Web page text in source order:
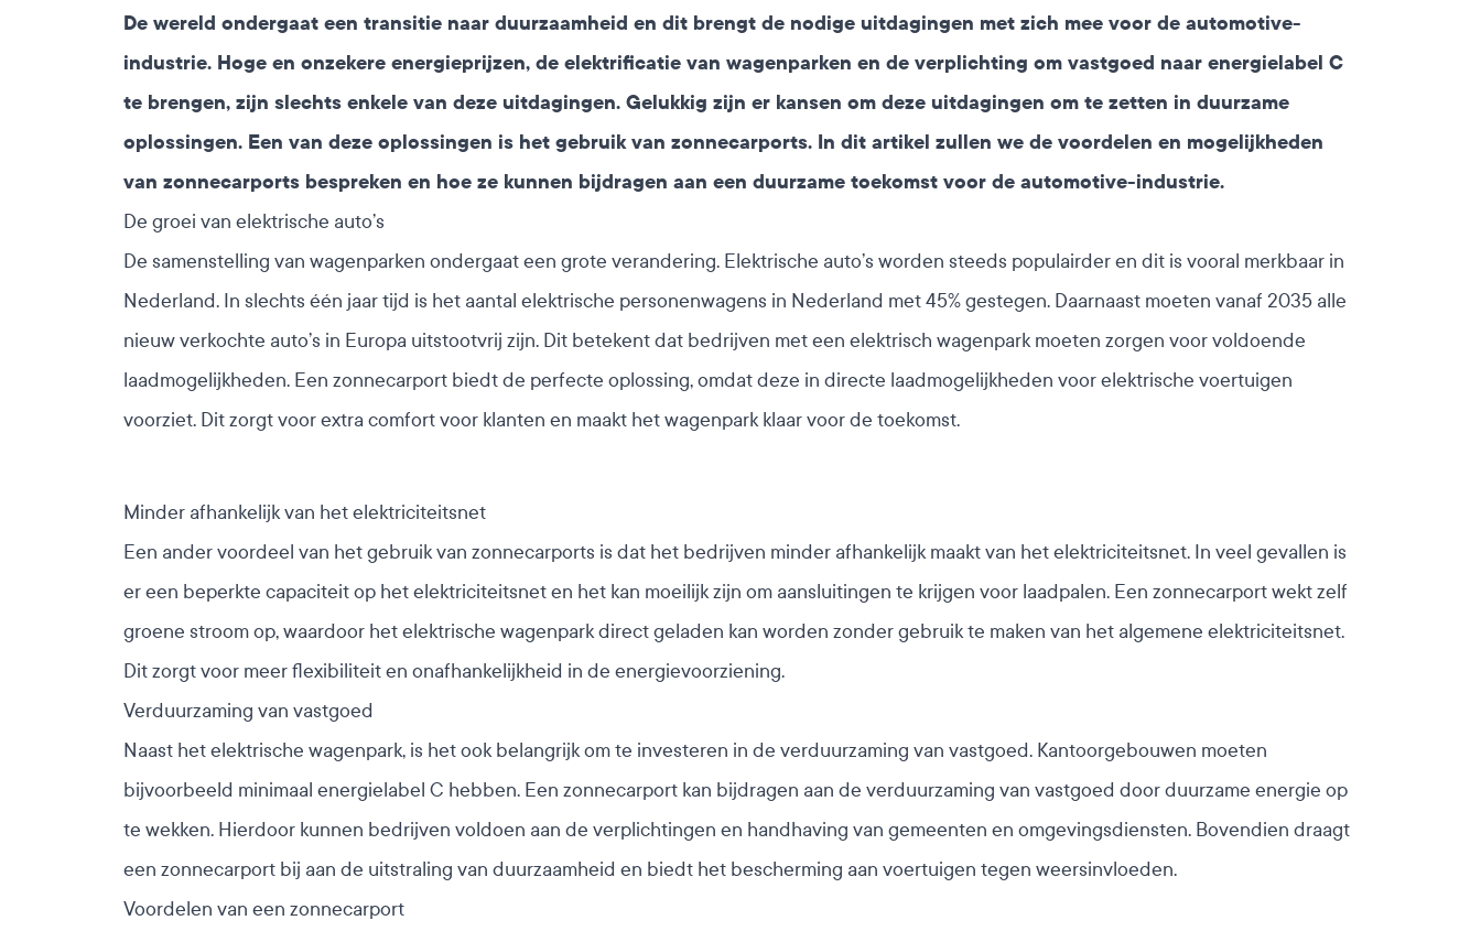
De wereld ondergaat een transitie naar duurzaamheid en dit brengt de nodige uitdagingen met zich mee voor de automotive-
industrie. Hoge en onzekere energieprijzen, de elektrificatie van wagenparken en de verplichting om vastgoed naar energielabel C
te brengen, zijn slechts enkele van deze uitdagingen. Gelukkig zijn er kansen om deze uitdagingen om te zetten in duurzame
oplossingen. Een van deze oplossingen is het gebruik van zonnecarports. In dit artikel zullen we de voordelen en mogelijkheden
van zonnecarports bespreken en hoe ze kunnen bijdragen aan een duurzame toekomst voor de automotive-industrie.
De groei van elektrische auto’s
De samenstelling van wagenparken ondergaat een grote verandering. Elektrische auto’s worden steeds populairder en dit is vooral merkbaar in
Nederland. In slechts één jaar tijd is het aantal elektrische personenwagens in Nederland met 45% gestegen. Daarnaast moeten vanaf 2035 alle
nieuw verkochte auto’s in Europa uitstootvrij zijn. Dit betekent dat bedrijven met een elektrisch wagenpark moeten zorgen voor voldoende
laadmogelijkheden. Een zonnecarport biedt de perfecte oplossing, omdat deze in directe laadmogelijkheden voor elektrische voertuigen
voorziet. Dit zorgt voor extra comfort voor klanten en maakt het wagenpark klaar voor de toekomst.
Minder afhankelijk van het elektriciteitsnet
Een ander voordeel van het gebruik van zonnecarports is dat het bedrijven minder afhankelijk maakt van het elektriciteitsnet. In veel gevallen is
er een beperkte capaciteit op het elektriciteitsnet en het kan moeilijk zijn om aansluitingen te krijgen voor laadpalen. Een zonnecarport wekt zelf
groene stroom op, waardoor het elektrische wagenpark direct geladen kan worden zonder gebruik te maken van het algemene elektriciteitsnet.
Dit zorgt voor meer flexibiliteit en onafhankelijkheid in de energievoorziening.
Verduurzaming van vastgoed
Naast het elektrische wagenpark, is het ook belangrijk om te investeren in de verduurzaming van vastgoed. Kantoorgebouwen moeten
bijvoorbeeld minimaal energielabel C hebben. Een zonnecarport kan bijdragen aan de verduurzaming van vastgoed door duurzame energie op
te wekken. Hierdoor kunnen bedrijven voldoen aan de verplichtingen en handhaving van gemeenten en omgevingsdiensten. Bovendien draagt
een zonnecarport bij aan de uitstraling van duurzaamheid en biedt het bescherming aan voertuigen tegen weersinvloeden.
Voordelen van een zonnecarport